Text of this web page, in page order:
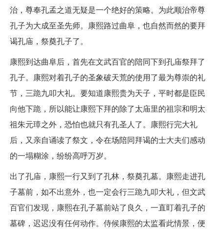
治，尊奉孔孟之道无疑是一个绝好的策略。为此顺治帝尊
孔子为大成至圣先师。康熙路过曲阜，也自然而然的要拜
谒孔庙，祭奠孔子了。
康熙到达曲阜后，首先在文武百官的陪同下到孔庙祭拜了
孔子。康熙对着孔子的圣象破天荒的使用了最为尊崇的礼
节，三跪九叩大礼。要知道康熙贵为天子，平时都是臣民
向他下跪，所以能让康熙下拜的除了太庙里的祖宗和明太
祖朱元璋之外，恐怕也就只有孔圣人了。康熙行完大礼
后，又亲自诵读了祭文，令在场陪同拜谒的士大夫们感动
的一塌糊涂，纷纷高呼万岁。
出了孔庙，康熙一行又到了孔林，祭奠孔墓。康熙走进孔
子墓前，如不出意外，也一定会行三跪九叩大礼，但文武
百官们发现，康熙在孔子墓前站了良久，一直盯着孔子的
墓碑，迟迟没有任何动作。侍候康熙的太监看此情景，便